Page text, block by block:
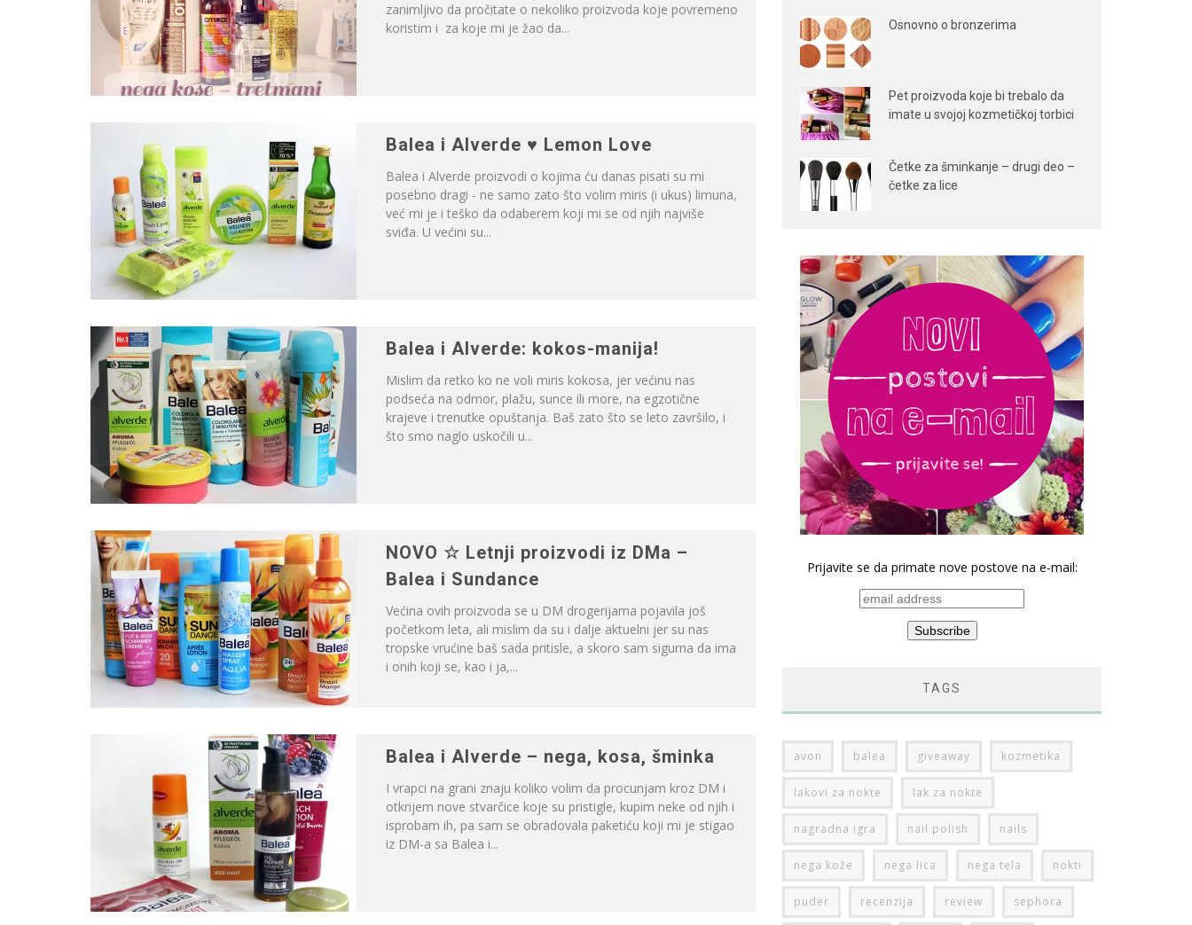
zanimljivo da pročitate o nekoliko proizvoda koje povremeno
koristim i za koje mi je žao da...
Balea i Alverde ♥ Lemon Love
Balea i Alverde proizvodi o kojima ću danas pisati su mi
posebno dragi - ne samo zato što volim miris (i ukus) limuna,
već mi je i teško da odaberem koji mi se od njih najviše
sviđa. U većini su...
Balea i Alverde: kokos-manija!
Mislim da retko ko ne voli miris kokosa, jer većinu nas
podseća na odmor, plažu, sunce ili more, na egzotične
krajeve i trenutke opuštanja. Baš zato što se leto završilo, i
što smo naglo uskočili u...
NOVO ☆ Letnji proizvodi iz DMa –
Balea i Sundance
Većina ovih proizvoda se u DM drogerijama pojavila još
početkom leta, ali mislim da su i dalje aktuelni jer su nas
tropske vrućine baš sada pritisle, a skoro sam sigurna da ima
i onih koji se, kao i ja,...
Balea i Alverde – nega, kosa, šminka
I vrapci na grani znaju koliko volim da procunjam kroz DM i
otkrijem nove stvarčice koje su pristigle, kupim neke od njih i
isprobam ih, pa sam se obradovala paketiću koji mi je stigao
iz DM-a sa Balea i...
Osnovno o bronzerima
Pet proizvoda koje bi trebalo da
imate u svojoj kozmetičkoj torbici
Četke za šminkanje – drugi deo –
četke za lice
Prijavite se da primate nove postove na e-mail:
TAGS
avon balea giveaway kozmetika
lakovi za nokte lak za nokte
nagradna igra nail polish nails
nega kože nega lica nega tela nokti
puder recenzija review sephora